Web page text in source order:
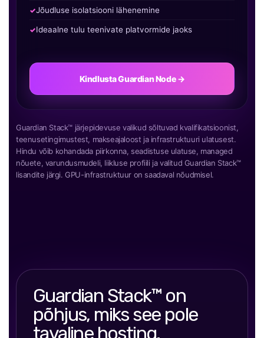
Jõudluse isolatsiooni lähenemine
Ideaalne tulu teenivate platvormide jaoks
Kindlusta Guardian Node →
Guardian Stack™ järjepidevuse valikud sõltuvad kvalifikatsioonist,
teenusetingimustest, makseajaloost ja infrastruktuuri ulatusest.
Hindu võib kohandada piirkonna, seadistuse ulatuse, managed
nõuete, varundusmudeli, liikluse profiili ja valitud Guardian Stack™
lisandite järgi. GPU-infrastruktuur on saadaval nõudmisel.
Guardian Stack™ on
põhjus, miks see pole
tavaline hosting.